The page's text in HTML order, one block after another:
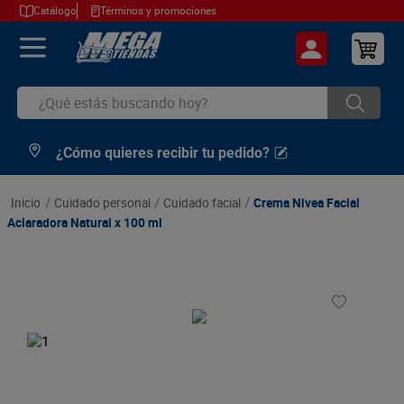
Catálogo Términos y promociones
¿Qué estás buscando hoy?
TÉRMINOS MÁS BUSCADOS
2.
arroz
¿Cómo quieres recibir tu pedido?
cuidado personal cuidado facial
Crema Nivea Facial
Aclaradora Natural x 100 ml